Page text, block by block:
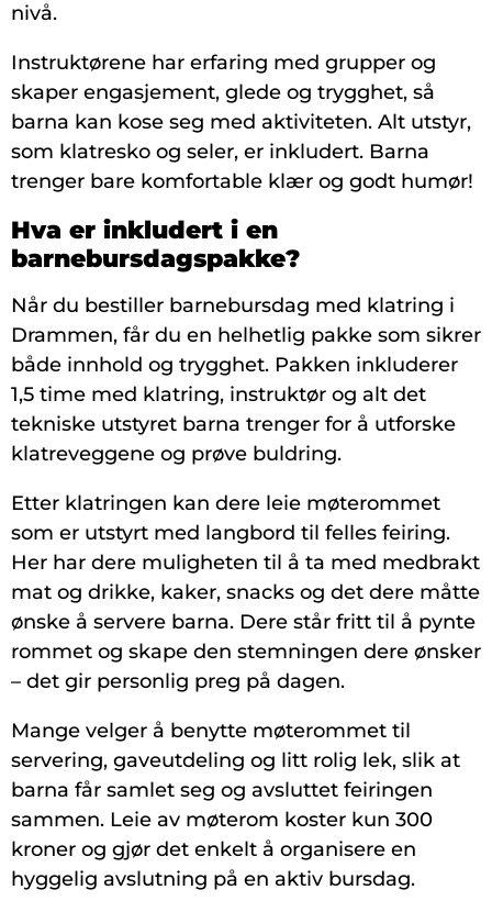
nivå.
Instruktørene har erfaring med grupper og
skaper engasjement, glede og trygghet, så
barna kan kose seg med aktiviteten. Alt utstyr,
som klatresko og seler, er inkludert. Barna
trenger bare komfortable klær og godt humør!
Hva er inkludert i en
barnebursdagspakke?
Når du bestiller barnebursdag med klatring i
Drammen, får du en helhetlig pakke som sikrer
både innhold og trygghet. Pakken inkluderer
1,5 time med klatring, instruktør og alt det
tekniske utstyret barna trenger for å utforske
klatreveggene og prøve buldring.
Etter klatringen kan dere leie møterommet
som er utstyrt med langbord til felles feiring.
Her har dere muligheten til å ta med medbrakt
mat og drikke, kaker, snacks og det dere måtte
ønske å servere barna. Dere står fritt til å pynte
rommet og skape den stemningen dere ønsker
– det gir personlig preg på dagen.
Mange velger å benytte møterommet til
servering, gaveutdeling og litt rolig lek, slik at
barna får samlet seg og avsluttet feiringen
sammen. Leie av møterom koster kun 300
kroner og gjør det enkelt å organisere en
hyggelig avslutning på en aktiv bursdag.